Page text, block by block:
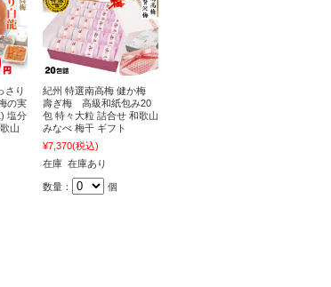
さり
の実
塩分
山
紀州 特選南高梅 健か梅
壽ぎ梅 高級和紙包み20
包 特々大粒 詰合せ 和歌山
みなべ 梅干 ギフト
¥7,370(税込)
在庫 在庫あり
数量： 個